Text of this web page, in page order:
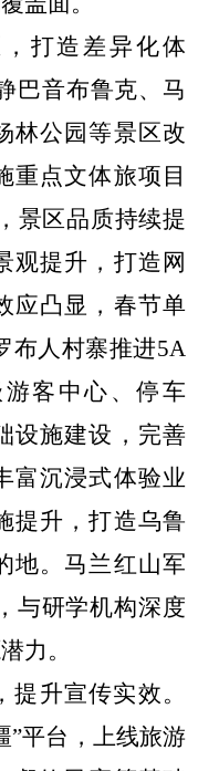
打造差异化体
巴音布鲁克、马
林公园等景区改
重点文体旅项目
景区品质持续提
观提升，打造网
应凸显，春节单
布人村寨推进5A
客中心、停车
设施建设，完善
富沉浸式体验业
提升，打造乌鲁
地。马兰红山军
与研学机构深度
力。
升宣传实效。
”平台，上线旅游